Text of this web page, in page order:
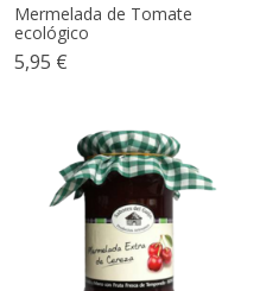
Mermelada de Tomate
ecológico
5,95 €